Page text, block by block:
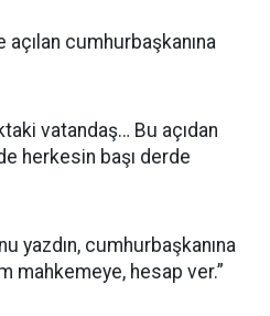
açılan cumhurbaşkanına
vatandaş… Bu açıdan
herkesin başı derde
yazdın, cumhurbaşkanına
mahkemeye, hesap ver.”